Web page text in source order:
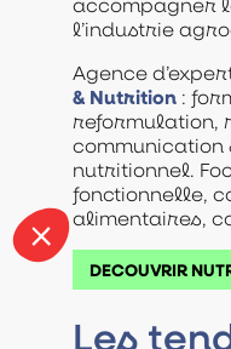
l’industrie
Agence
& Nutrition :
reformulation,
communication
nutritionnel.
fonctionnelle,
alimentaires,
DECOUVRIR
Les